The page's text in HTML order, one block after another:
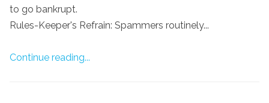
to go bankrupt.
Rules-Keeper's Refrain: Spammers routinely...
Continue reading...